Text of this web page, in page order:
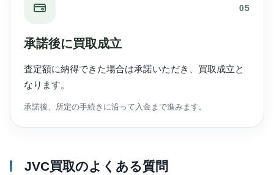
05
承諾後に買取成立
査定額に納得できた場合は承諾いただき、買取成立と
なります。
承諾後、所定の手続きに沿って入金まで進みます。
JVC買取のよくある質問